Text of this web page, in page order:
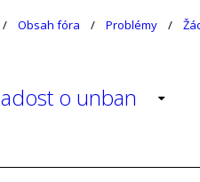
Obsah fóra Problémy
o unban